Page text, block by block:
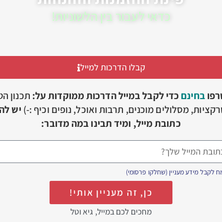
כדאי לעבור בין הלשוניות!
קבלו הדרכות למייל
בחינם כדי לקבל במייל הדרכות ממוקדות על:תכנון
מסלולים מוכנים, תרבות ואוכל, נופים וכיף :-) יש
כתובת מייל, ומיד תבינו במה מדובר:
לקבל מידע מעניין (שחלקו פרסומי)
כן, זה מעניין אותי!
מחכים לכם במייל, גיא וטל